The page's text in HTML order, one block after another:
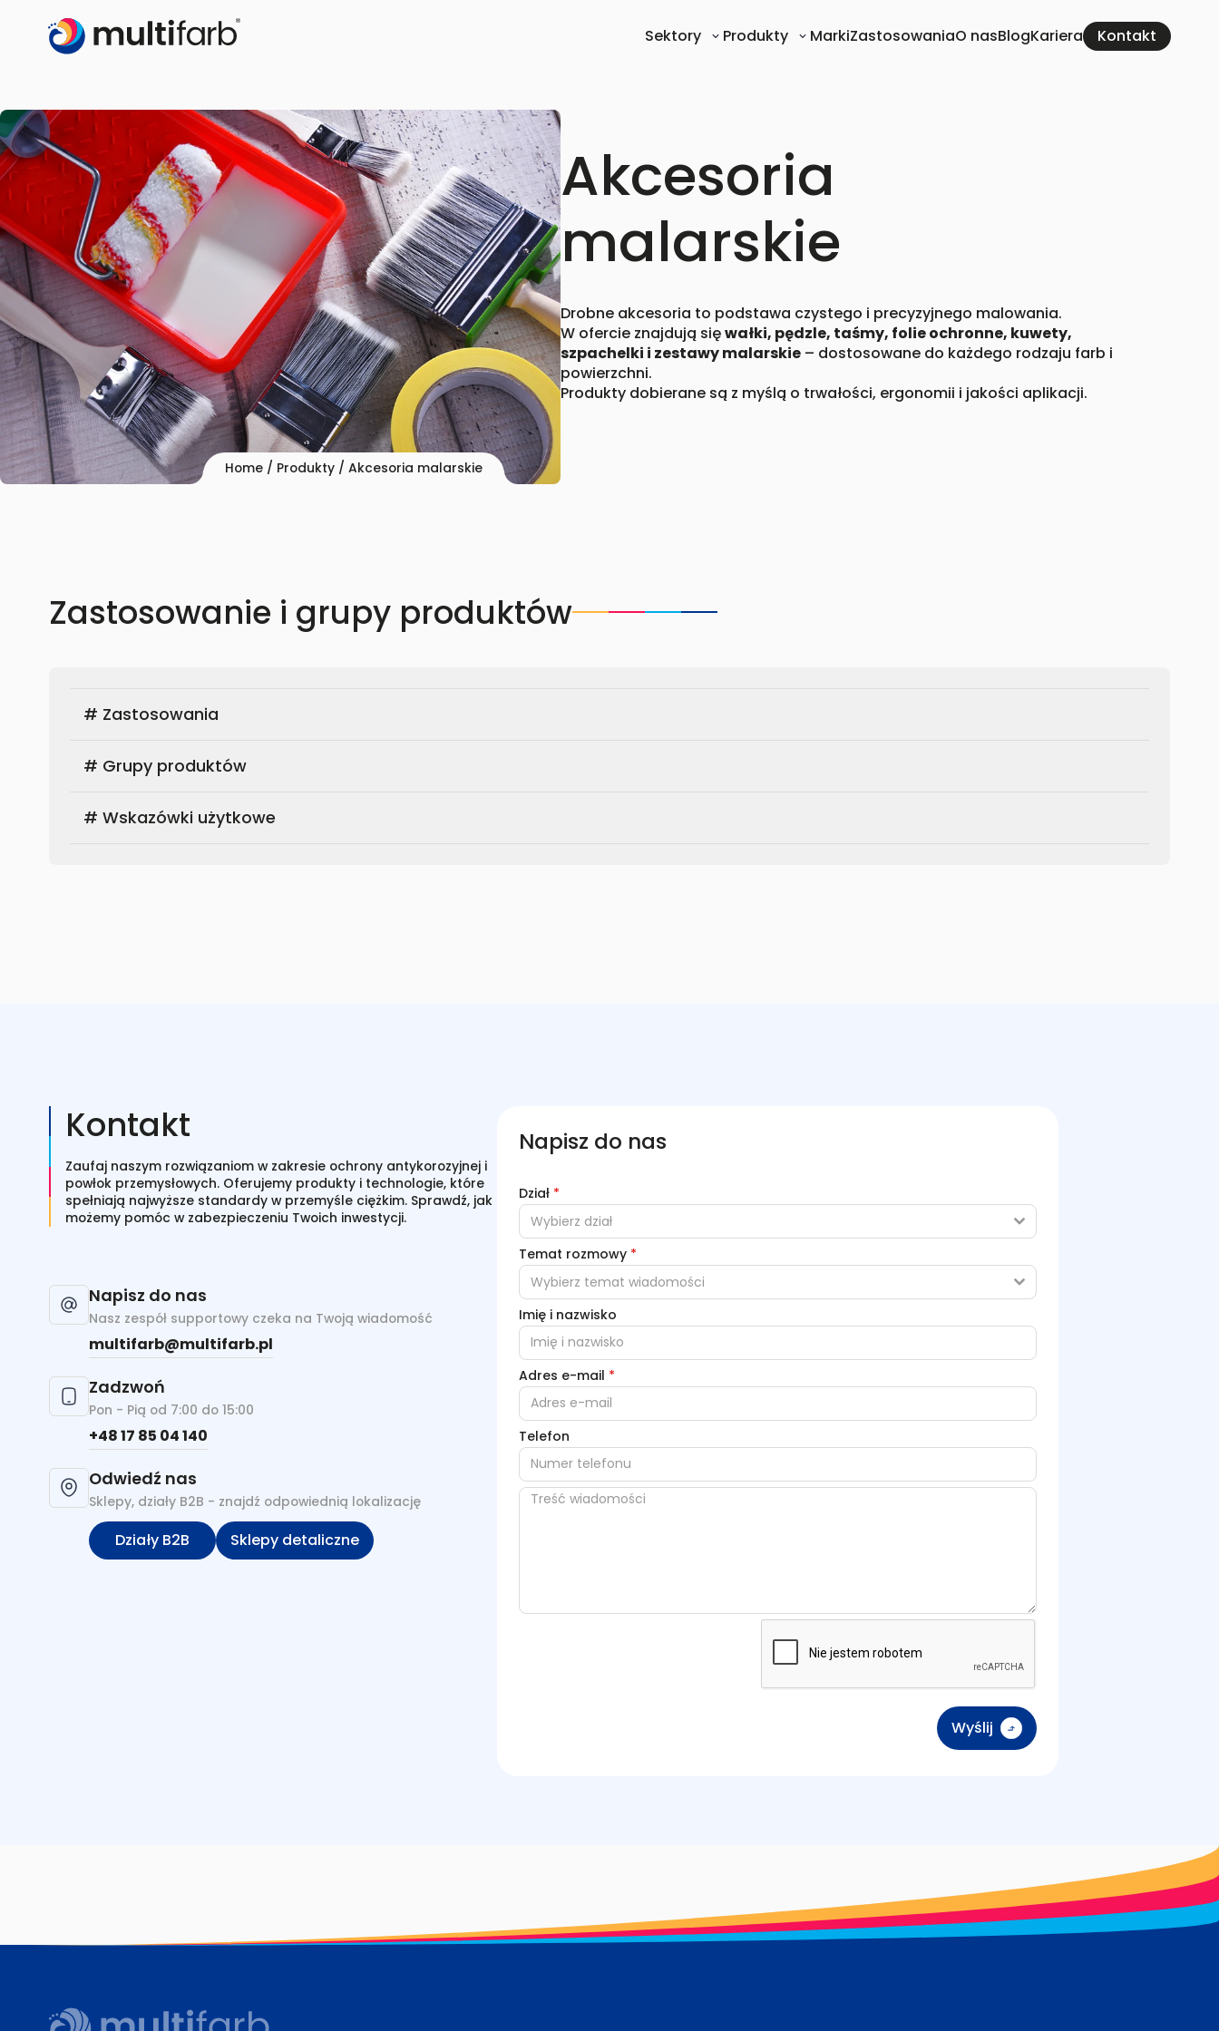
Sektory Produkty MarkiZastosowaniaO nasBlogKariera
Home / Produkty / Akcesoria malarskie
Akcesoria
malarskie
Drobne akcesoria to podstawa czystego i precyzyjnego malowania.
W ofercie znajdują sięwałki, pędzle, taśmy, folie ochronne, kuwety,
szpachelki i zestawy malarskie – dostosowane do każdego rodzaju farb i
powierzchni.
Produkty dobierane są z myślą o trwałości, ergonomii i jakości aplikacji.
Zastosowanie i grupy produktów
# Zastosowania
# Grupy produktów
# Wskazówki użytkowe
Kontakt
Zaufaj naszym rozwiązaniom w zakresie ochrony antykorozyjnej i
powłok przemysłowych. Oferujemy produkty i technologie, które
spełniają najwyższe standardy w przemyśle ciężkim. Sprawdź, jak
możemy pomóc w zabezpieczeniu Twoich inwestycji.
Napisz do nas
Nasz zespół supportowy czeka na Twoją wiadomość
multifarb@multifarb.pl
Zadzwoń
Pon - Pią od 7:00 do 15:00
+48 17 85 04 140
Odwiedź nas
Sklepy, działy B2B - znajdź odpowiednią lokalizację
Napisz do nas
Dział *
Wybierz dział
Temat rozmowy *
Wybierz temat wiadomości
Imię i nazwisko
Adres e-mail *
Telefon
Wyślij